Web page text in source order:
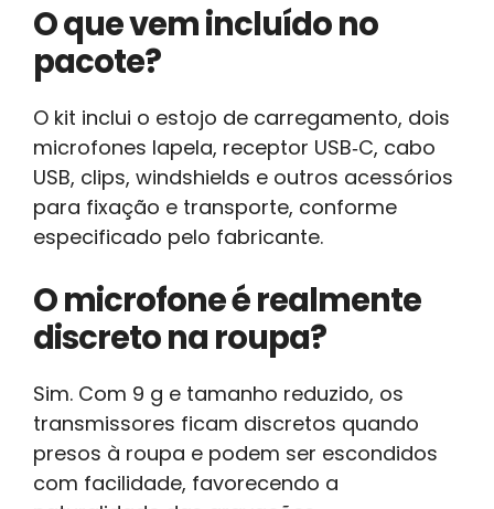
O que vem incluído no
pacote?
O kit inclui o estojo de carregamento, dois
microfones lapela, receptor USB‑C, cabo
USB, clips, windshields e outros acessórios
para fixação e transporte, conforme
especificado pelo fabricante.
O microfone é realmente
discreto na roupa?
Sim. Com 9 g e tamanho reduzido, os
transmissores ficam discretos quando
presos à roupa e podem ser escondidos
com facilidade, favorecendo a